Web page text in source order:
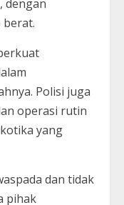
dengan
berat.
Polisi juga
operasi rutin
yang
dan tidak
pihak